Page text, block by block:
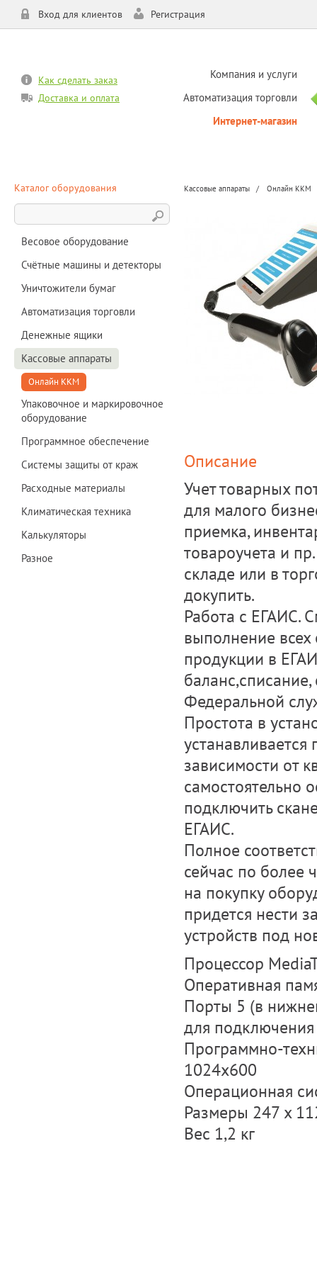
Вход для клиентов Регистрация
Как сделать заказ
Доставка и оплата
Компания и услуги
Автоматизация торговли
Интернет-магазин
Каталог оборудования
Весовое оборудование
Счётные машины и детекторы
Уничтожители бумаг
Автоматизация торговли
Денежные ящики
Кассовые аппараты
Онлайн ККМ
Упаковочное и маркировочное
оборудование
Программное обеспечение
Системы защиты от краж
Расходные материалы
Климатическая техника
Калькуляторы
Разное
Кассовые аппараты Онлайн ККМ
Описание
Учет товарных
для малого
приемка,
товароучета и
складе или в
докупить.
Работа с ЕГАИС.
выполнение
продукции в
Федеральной
Простота в
зависимости от
самостоятельно
подключить
ЕГАИС.
Полное
сейчас по более
на покупку
придется нести
устройств под
Процессор
Оперативная
Порты 5 (в
для подключения
Программно-
1024x600
Операционная
Размеры 247 х
Вес 1,2 кг